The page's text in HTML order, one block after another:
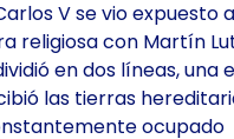
V se vio expuesto
religiosa con Martín
en dos líneas, una
las tierras
ocupado